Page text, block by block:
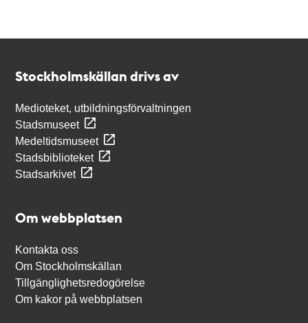
Stockholmskällan drivs av
Medioteket, utbildningsförvaltningen
Stadsmuseet
Medeltidsmuseet
Stadsbiblioteket
Stadsarkivet
Om webbplatsen
Kontakta oss
Om Stockholmskällan
Tillgänglighetsredogörelse
Om kakor på webbplatsen